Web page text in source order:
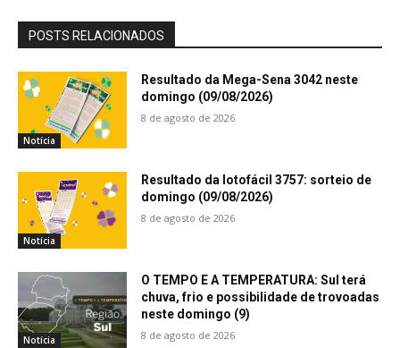
POSTS RELACIONADOS
Notícia
Resultado da Mega-Sena 3042 neste
domingo (09/08/2026)
8 de agosto de 2026
Notícia
Resultado da lotofácil 3757: sorteio de
domingo (09/08/2026)
8 de agosto de 2026
Notícia
O TEMPO E A TEMPERATURA: Sul terá
chuva, frio e possibilidade de trovoadas
neste domingo (9)
8 de agosto de 2026